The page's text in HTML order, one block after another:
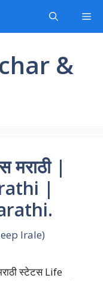
&
मराठी |
|
Irale)
स्टेटस Life